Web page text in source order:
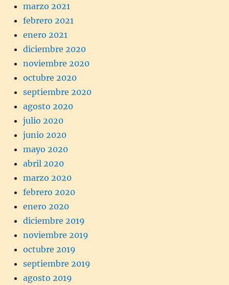
marzo 2021
febrero 2021
enero 2021
diciembre 2020
noviembre 2020
octubre 2020
septiembre 2020
agosto 2020
julio 2020
junio 2020
mayo 2020
abril 2020
marzo 2020
febrero 2020
enero 2020
diciembre 2019
noviembre 2019
octubre 2019
septiembre 2019
agosto 2019